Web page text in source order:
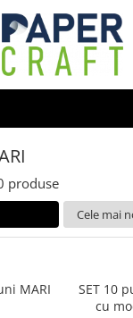
produse
MARI
SET 10
cu